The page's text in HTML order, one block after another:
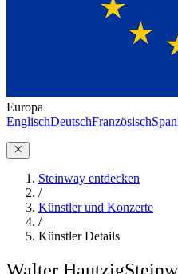
Europa
EnglischDeutschFranzösisch
Steinway entdecken
/
Künstler und Konzerte
/
Künstler Details
Walter Hautzig